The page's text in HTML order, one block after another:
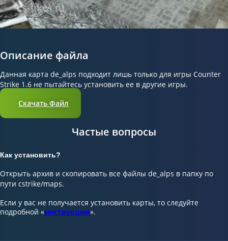
Описание файла
Данная карта de_alps подходит лишь только для игры Counter
Strike 1.6 не пытайтесь установить ее в другие игры.
Скачать Файл
Частые вопросы
Как установить?
Открыть архив и скопировать все файлы de_alps в папку по
пути cstrike/maps.
Если у вас не получается установить карты, то следуйте
подробной «инструкции».